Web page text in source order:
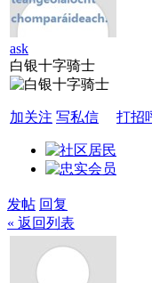
ask
白银十字骑士
加关注 写私信 打招
发帖 回复
« 返回列表